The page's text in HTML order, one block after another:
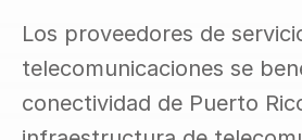
Los proveedores de
telecomunicaciones se
conectividad de Puerto